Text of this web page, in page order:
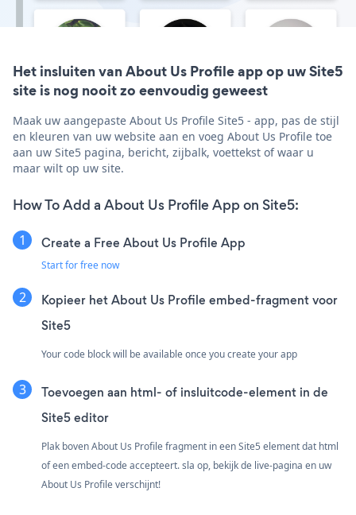
Het insluiten van About Us Profile app op uw Site5
site is nog nooit zo eenvoudig geweest
Maak uw aangepaste About Us Profile Site5 - app, pas de stijl
en kleuren van uw website aan en voeg About Us Profile toe
aan uw Site5 pagina, bericht, zijbalk, voettekst of waar u
maar wilt op uw site.
How To Add a About Us Profile App on Site5:
Create a Free About Us Profile App
Start for free now
Kopieer het About Us Profile embed-fragment voor
Site5
Your code block will be available once you create your app
Toevoegen aan html- of insluitcode-element in de
Site5 editor
Plak boven About Us Profile fragment in een Site5 element dat html
of een embed-code accepteert. sla op, bekijk de live-pagina en uw
About Us Profile verschijnt!